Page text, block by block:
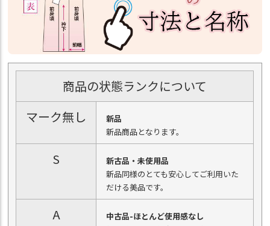
商品の状態ランクについて
マーク無し
新品
新品商品となります。
S
新古品・未使用品
新品同様のとても安心してご利用いた
だける美品です。
A
中古品-ほとんど使用感なし